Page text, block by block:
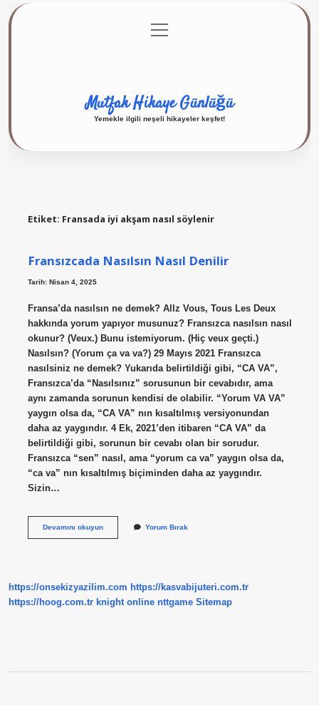
Gizlilik Politikası
menüyü
aç
Mutfak Hikaye Günlüğü
Yemekle ilgili neşeli hikayeler keşfet!
Etiket: Fransada iyi akşam nasıl söylenir
Fransızcada Nasılsın Nasıl Denilir
Tarih: Nisan 4, 2025
Fransa’da nasılsın ne demek? Allz Vous, Tous Les Deux
hakkında yorum yapıyor musunuz? Fransızca nasılsın nasıl
okunur? (Veux.) Bunu istemiyorum. (Hiç veux geçti.)
Nasılsın? (Yorum ça va va?) 29 Mayıs 2021 Fransızca
nasılsiniz ne demek? Yukarıda belirtildiği gibi, “CA VA”,
Fransızca’da “Nasılsınız” sorusunun bir cevabıdır, ama
aynı zamanda sorunun kendisi de olabilir. “Yorum VA VA”
yaygın olsa da, “CA VA” nın kısaltılmış versiyonundan
daha az yaygındır. 4 Ek, 2021’den itibaren “CA VA” da
belirtildiği gibi, sorunun bir cevabı olan bir sorudur.
Fransızca “sen” nasıl, ama “yorum ca va” yaygın olsa da,
“ca va” nın kısaltılmış biçiminden daha az yaygındır.
Sizin…
Devamını okuyunFransızcada Yorum Bırak
https://onsekizyazilim.com https://kasvabijuteri.com.tr
https://hoog.com.tr knight online nttgame Sitemap